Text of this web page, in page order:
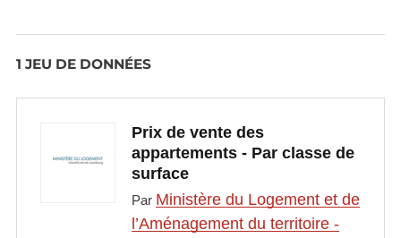
1 JEU DE DONNÉES
Prix de vente des
appartements - Par classe de
surface
Par Ministère du Logement et de
l’Aménagement du territoire -